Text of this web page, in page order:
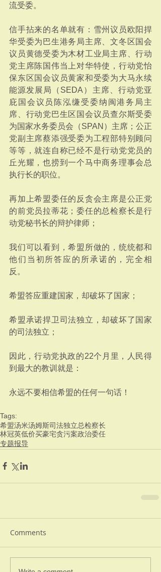
流受委。
信手拈来的名单就有：雪州议员欧阳捍
华受委为巴生港务局主席、文冬区国会
议员黄德受委为木材工业局主席、行动
党主席陈国伟当上对华特使，行动党怡
保东区国会议员黄家和受委为大马永续
能源发展局（SEDA）主席、行动党亚
庇国会议员陈泓缣受委纳闽港务局主
席、行动党巴生区国会议员查尔斯受委
为国家水务委员会（SPAN）主席；公正
党副主席蔡添强受委为工程部特别顾问
等等，就连自称已经不是行动党党员的
丘光耀，也捞到一个马中商务理事会总
执行长的职位。
再加上希盟委任的反贪会主席是公正党
的前党员拉蒂花；委任的总检察长是行
动党秘书长的辩护律师；
我们可以看到，希盟所做的，统统都和
他们当初所答应的所承诺的，完全相
反。
希盟答应重建国家，却破坏了国家；
希盟承诺捍卫司法独立，却破坏了国家
的司法独立；
因此，行动党执政的22个月里，人民得
到最大的教训就是：
永远不要相信希盟的任何一句话！
Tags:
希盟汤米汤姆斯司法独立总检察长
林冠英低价买豪宅贪污案政治委任
专题报导
Comments